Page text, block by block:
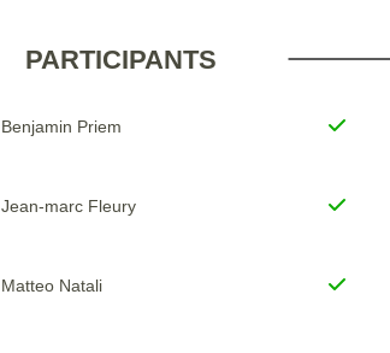
PARTICIPANTS
Benjamin Priem
Jean-marc Fleury
Matteo Natali